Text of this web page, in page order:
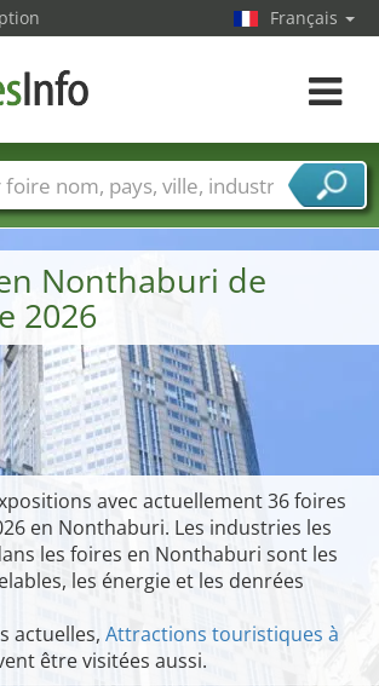
Nonthaburi de
2026
avec actuellement 36 foires
en Nonthaburi. Les industries les
les foires en Nonthaburi sont les
les énergie et les denrées
actuelles, Attractions touristiques à
être visitées aussi.
Français
Toggle
Pays Villes
Secteurs de foire
de services